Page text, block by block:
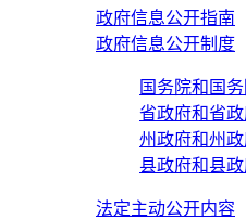
政府信息公开指南
政府信息公开制度
国务院和国
省政府和省
州政府和州
县政府和县
法定主动公开内容